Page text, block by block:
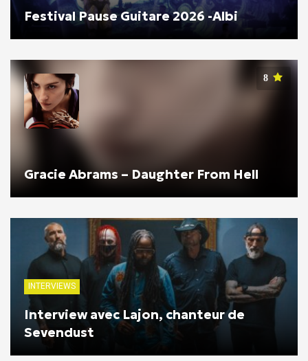
Festival Pause Guitare 2026 -Albi
8
Gracie Abrams – Daughter From Hell
INTERVIEWS
Interview avec Lajon, chanteur de
Sevendust